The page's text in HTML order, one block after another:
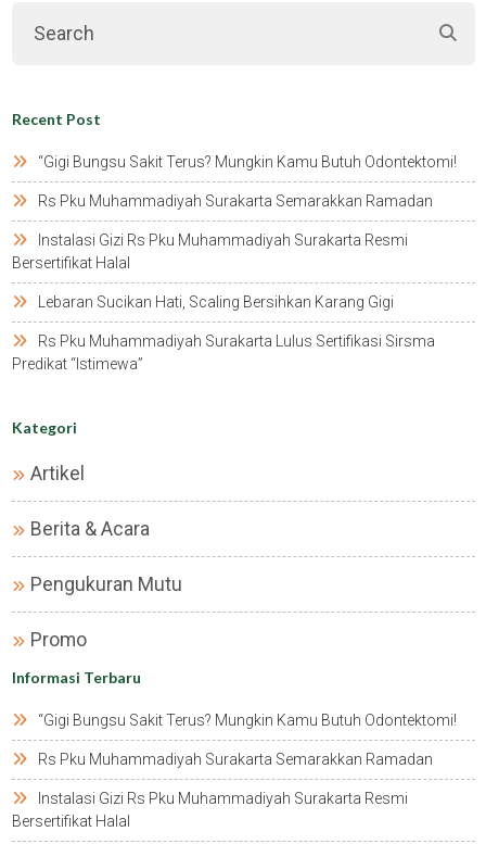
Recent Post
“gigi Bungsu Sakit Terus? Mungkin Kamu Butuh Odontektomi!
Rs Pku Muhammadiyah Surakarta Semarakkan Ramadan
Instalasi Gizi Rs Pku Muhammadiyah Surakarta Resmi
Bersertifikat Halal
Lebaran Sucikan Hati, Scaling Bersihkan Karang Gigi
Rs Pku Muhammadiyah Surakarta Lulus Sertifikasi Sirsma
Predikat “istimewa”
Kategori
Artikel
Berita & Acara
Pengukuran Mutu
Promo
Informasi Terbaru
“gigi Bungsu Sakit Terus? Mungkin Kamu Butuh Odontektomi!
Rs Pku Muhammadiyah Surakarta Semarakkan Ramadan
Instalasi Gizi Rs Pku Muhammadiyah Surakarta Resmi
Bersertifikat Halal